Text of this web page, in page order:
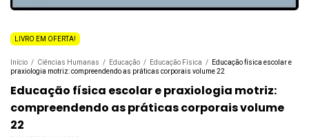
LIVRO EM OFERTA!
Início / Ciências Humanas / Educação / Educação Física /
Educação física escolar e
praxiologia motriz: compreendendo as práticas corporais volume 22
Educação física escolar e praxiologia motriz:
compreendendo as práticas corporais volume
22